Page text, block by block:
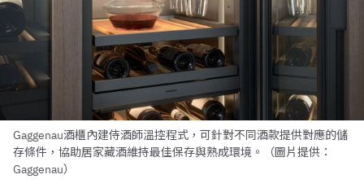
Gaggenau酒櫃內建侍酒師溫控程式，可針對不同酒款提供對應的儲
存條件，協助居家藏酒維持最佳保存與熟成環境。（圖片提供：
Gaggenau）